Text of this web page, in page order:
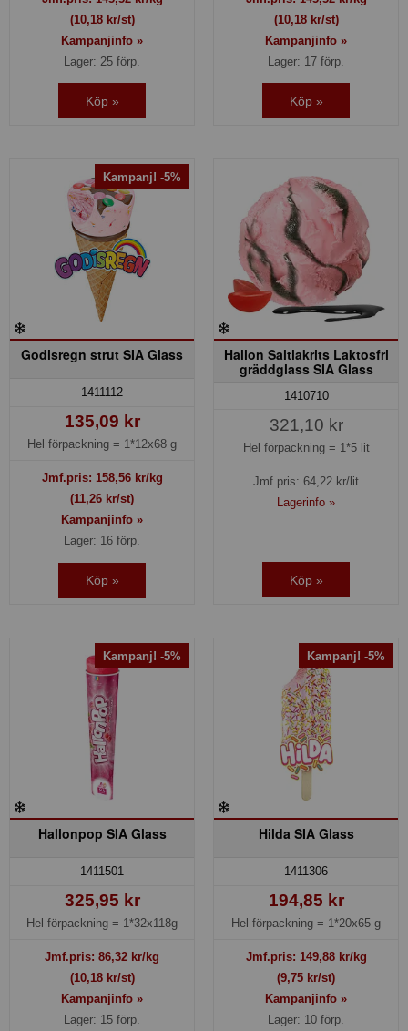
(10,18 kr/st)
Kampanjinfo »
Lager: 25 förp.
Köp »
(10,18 kr/st)
Kampanjinfo »
Lager: 17 förp.
Köp »
Kampanj! -5%
Godisregn strut SIA Glass
1411112
135,09 kr
Hel förpackning = 1*12x68 g
Jmf.pris: 158,56kr/kg
(11,26 kr/st)
Kampanjinfo »
Lager: 16 förp.
Köp »
Hallon Saltlakrits Laktosfri
gräddglass SIA Glass
1410710
321,10 kr
Hel förpackning = 1*5 lit
Jmf.pris: 64,22 kr/lit
Lagerinfo »
Köp »
Kampanj! -5%
Hallonpop SIA Glass
1411501
325,95 kr
Hel förpackning = 1*32x118g
Jmf.pris: 86,32 kr/kg
(10,18 kr/st)
Kampanjinfo »
Lager: 15 förp.
Kampanj! -5%
Hilda SIA Glass
1411306
194,85 kr
Hel förpackning = 1*20x65 g
Jmf.pris: 149,88kr/kg
(9,75 kr/st)
Kampanjinfo »
Lager: 10 förp.